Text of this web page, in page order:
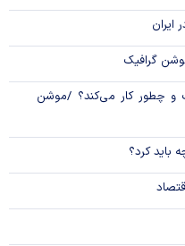
گرافیک
چطور کار می‌کند؟ /موشن
باید کرد؟